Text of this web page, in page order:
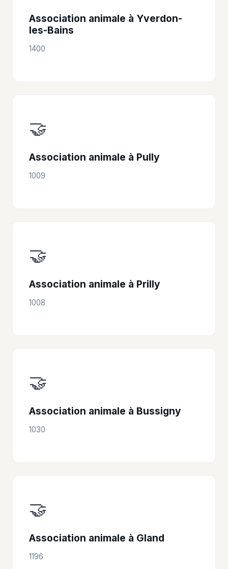
Association animale à Yverdon-
les-Bains
1400
🤝
Association animale à Pully
1009
🤝
Association animale à Prilly
1008
🤝
Association animale à Bussigny
1030
🤝
Association animale à Gland
1196